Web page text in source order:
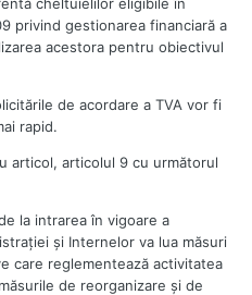
privind gestionarea financiară a
acestora pentru obiectivul
de acordare a TVA vor fi
rapid.
articol, articolul 9 cu următorul
la intrarea în vigoare a
şi Internelor va lua măsuri
care reglementează activitatea
de reorganizare şi de